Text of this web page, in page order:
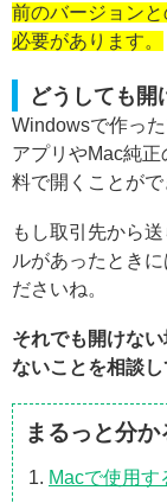
前のバージョン
必要があります。
どうしても開
Windowsで作っ
アプリやMac純
料で開くことがで
もし取引先から
ルがあったとき
ださいね。
それでも開けな
ないことを相談し
まるっと分
Macで使用す